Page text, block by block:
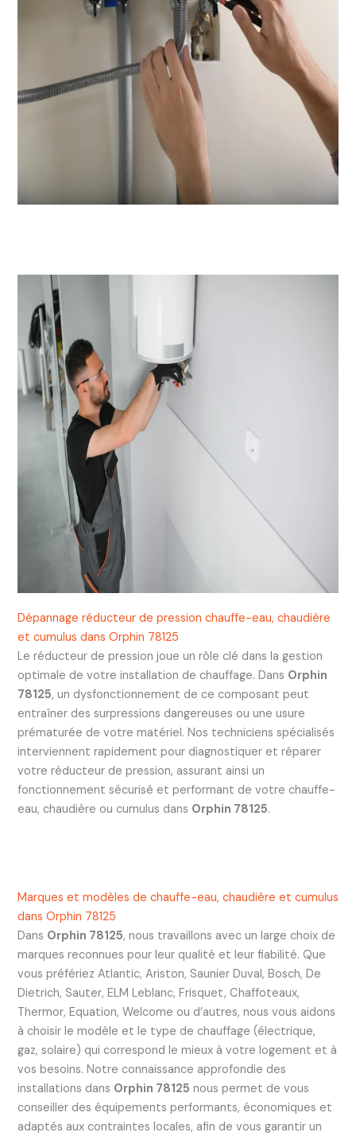
Dépannage réducteur de pression chauffe-eau, chaudière
et cumulus dans Orphin 78125
Le réducteur de pression joue un rôle clé dans la gestion
optimale de votre installation de chauffage. Dans Orphin
78125, un dysfonctionnement de ce composant peut
entraîner des surpressions dangereuses ou une usure
prématurée de votre matériel. Nos techniciens spécialisés
interviennent rapidement pour diagnostiquer et réparer
votre réducteur de pression, assurant ainsi un
fonctionnement sécurisé et performant de votre chauffe-
eau, chaudière ou cumulus dans Orphin 78125.
Marques et modèles de chauffe-eau, chaudière et cumulus
dans Orphin 78125
Dans Orphin 78125, nous travaillons avec un large choix de
marques reconnues pour leur qualité et leur fiabilité. Que
vous préfériez Atlantic, Ariston, Saunier Duval, Bosch, De
Dietrich, Sauter, ELM Leblanc, Frisquet, Chaffoteaux,
Thermor, Equation, Welcome ou d’autres, nous vous aidons
à choisir le modèle et le type de chauffage (électrique,
gaz, solaire) qui correspond le mieux à votre logement et à
vos besoins. Notre connaissance approfondie des
installations dans Orphin 78125 nous permet de vous
conseiller des équipements performants, économiques et
adaptés aux contraintes locales, afin de vous garantir un